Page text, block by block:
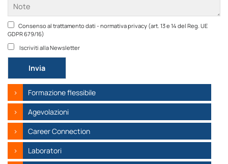
Consenso al trattamento dati - normativa privacy (art. 13 e 14 del Reg. UE
GDPR 679/16)
Iscriviti alla Newsletter
Si prega di lasciare vuoto questo campo.
Formazione flessibile
Agevolazioni
Career Connection
Laboratori